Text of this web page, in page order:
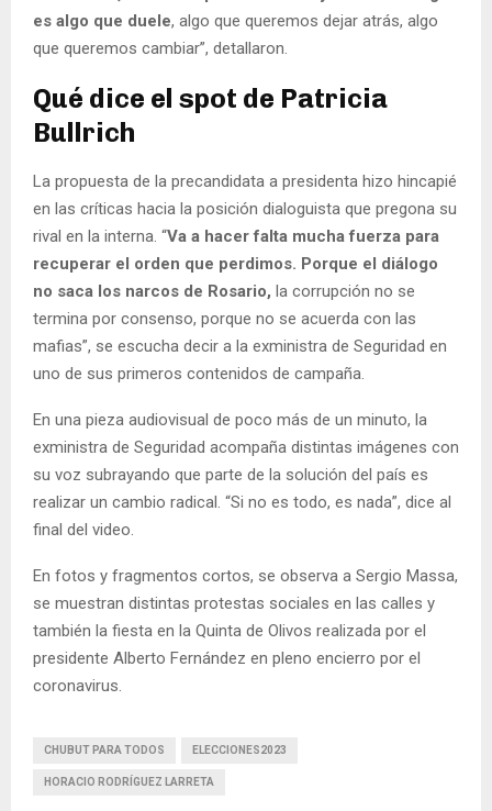
es algo que duele, algo que queremos dejar atrás, algo
que queremos cambiar”, detallaron.
Qué dice el spot de Patricia
Bullrich
La propuesta de la precandidata a presidenta hizo hincapié
en las críticas hacia la posición dialoguista que pregona su
rival en la interna. “Va a hacer falta mucha fuerza para
recuperar el orden que perdimos. Porque el diálogo
no saca los narcos de Rosario, la corrupción no se
termina por consenso, porque no se acuerda con las
mafias”, se escucha decir a la exministra de Seguridad en
uno de sus primeros contenidos de campaña.
En una pieza audiovisual de poco más de un minuto, la
exministra de Seguridad acompaña distintas imágenes con
su voz subrayando que parte de la solución del país es
realizar un cambio radical. “Si no es todo, es nada”, dice al
final del video.
En fotos y fragmentos cortos, se observa a Sergio Massa,
se muestran distintas protestas sociales en las calles y
también la fiesta en la Quinta de Olivos realizada por el
presidente Alberto Fernández en pleno encierro por el
coronavirus.
CHUBUT PARA TODOS ELECCIONES2023
HORACIO RODRÍGUEZ LARRETA